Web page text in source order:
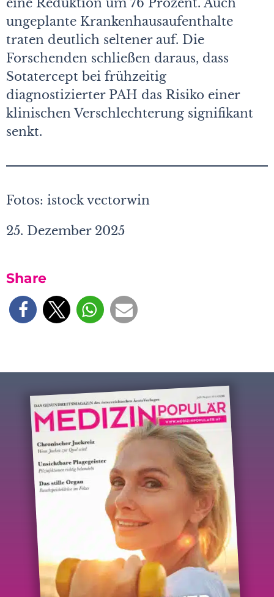
eine Reduktion um 76 Prozent. Auch
ungeplante Krankenhausaufenthalte
traten deutlich seltener auf. Die
Forschenden schließen daraus, dass
Sotatercept bei frühzeitig
diagnostizierter PAH das Risiko einer
klinischen Verschlechterung signifikant
senkt.
Fotos: istock vectorwin
25. Dezember 2025
Share